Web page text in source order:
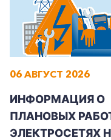
06 АВГУСТ 2026
ИНФОРМАЦИЯ О
ПЛАНОВЫХ
ЭЛЕКТРОСЕТЯХ